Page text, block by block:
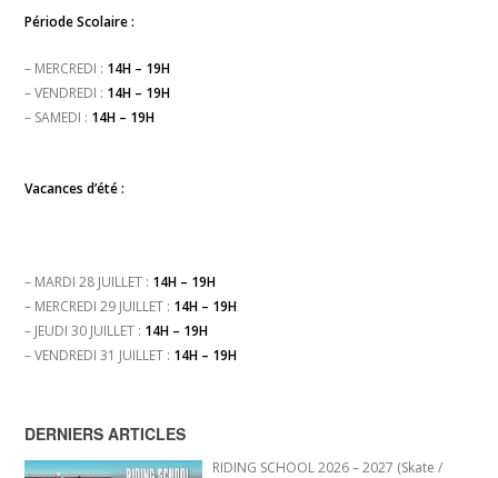
Période Scolaire :
– MERCREDI : 14H – 19H
– VENDREDI : 14H – 19H
– SAMEDI : 14H – 19H
Vacances d’été :
– MARDI 28 JUILLET : 14H – 19H
– MERCREDI 29 JUILLET : 14H – 19H
– JEUDI 30 JUILLET : 14H – 19H
– VENDREDI 31 JUILLET : 14H – 19H
DERNIERS ARTICLES
RIDING SCHOOL 2026 – 2027 (Skate /